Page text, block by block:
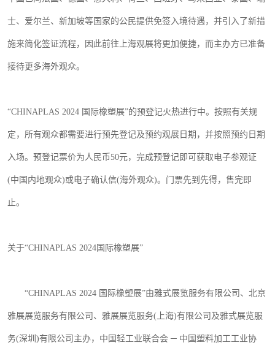
士、爱尔兰、新加坡等国家的公民提供免签入境待遇，并引入了新措
施来简化签证流程，因此前往上海观展将更加便捷，而主办方已准备
接待更多海外观众。
“CHINAPLAS 2024 国际橡塑展”的预登记火热进行中。按照有关规
定，所有观众都需要进行预先登记及预约观展日期，并按照预约日期
入场。预登记票价为人民币50元，完成预登记即可获取电子参观证
(中国内地观众)或电子确认信(海外观众)。门票先到先得，售完即
止。
关于“CHINAPLAS 2024 国际橡塑展”
“CHINAPLAS 2024 国际橡塑展”由雅式展览服务有限公司、北京
雅展展览服务有限公司、雅展展览服务( 上海)有限公司及雅式展览服
务(深圳 )有限公司主办，中国轻工业联合会 ─ 中国塑料加工工业协